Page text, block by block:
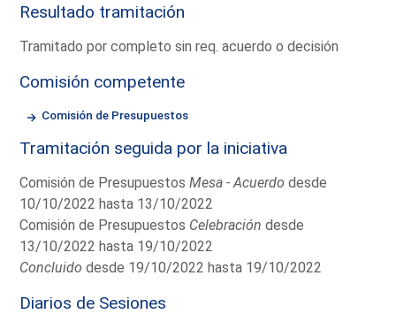
Resultado tramitación
Tramitado por completo sin req. acuerdo o decisión
Comisión competente
Comisión de Presupuestos
Tramitación seguida por la iniciativa
Comisión de PresupuestosMesa - Acuerdo desde
10/10/2022 hasta 13/10/2022
Comisión de Presupuestos Celebración desde
13/10/2022 hasta 19/10/2022
Concluido desde 19/10/2022 hasta 19/10/2022
Diarios de Sesiones